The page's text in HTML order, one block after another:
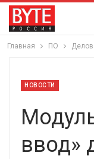
Главная ПО
НОВОСТИ
ввод»